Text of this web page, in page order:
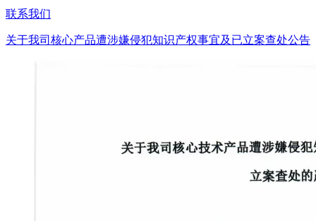
联系我们
关于我司核心产品遭涉嫌侵犯知识产权事宜及已立案查处公告